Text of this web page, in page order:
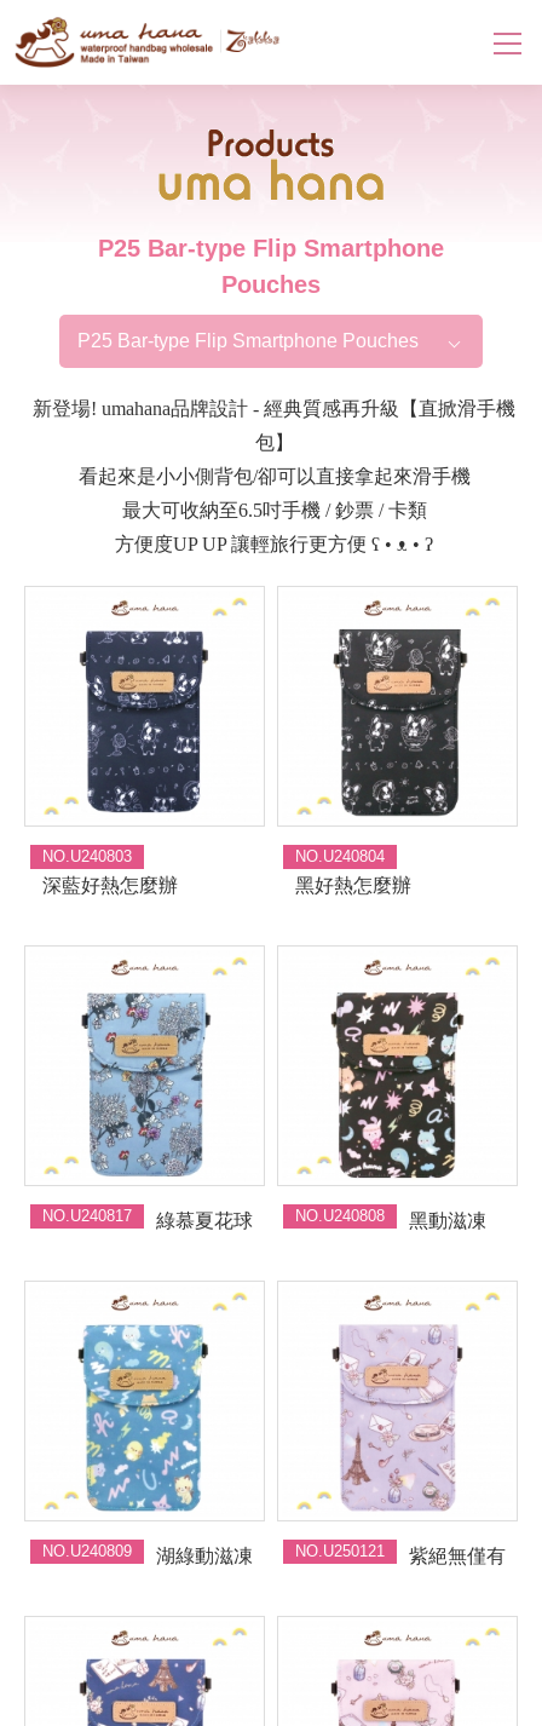
Products
P25 Bar-type Flip Smartphone
Pouches
P25 Bar-type Flip Smartphone Pouches
新登場! umahana品牌設計 - 經典質感再升級【直掀滑手機
包】
看起來是小小側背包/卻可以直接拿起來滑手機
最大可收納至6.5吋手機 / 鈔票 / 卡類
方便度UP UP 讓輕旅行更方便 ʕ • ᴥ • ʔ
NO.U240803
深藍好熱怎麼辦
NO.U240804
黑好熱怎麼辦
NO.U240817 綠慕夏花球 NO.U240808 黑動滋凍
NO.U240809 湖綠動滋凍 NO.U250121 紫絕無僅有